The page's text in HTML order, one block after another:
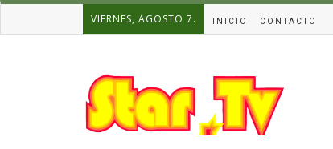
VIERNES, AGOSTO 7. INICIO CONTACTO